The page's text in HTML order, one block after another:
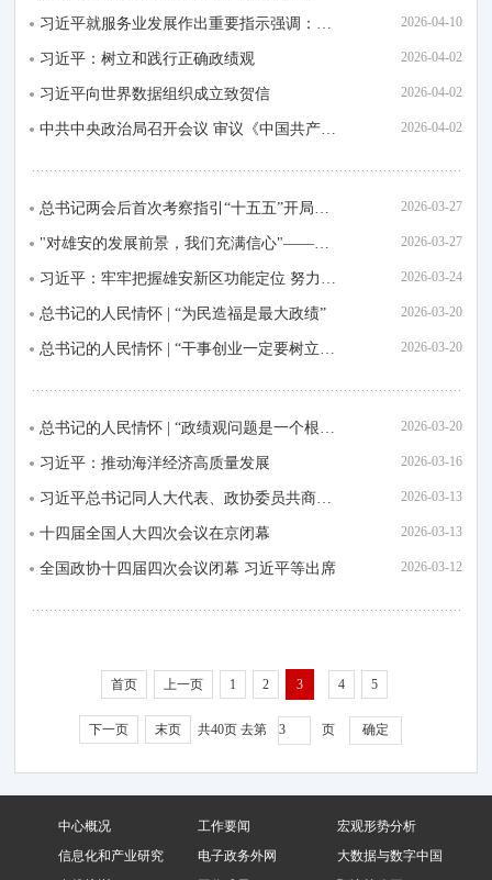
2026-04-10
习近平：树立和践行正确政绩观 2026-04-02
习近平向世界数据组织成立致贺信 2026-04-02
2026-04-02
2026-03-27
2026-03-27
2026-03-24
总书记的人民情怀 | “为民造福是最大政绩” 2026-03-20
2026-03-20
2026-03-20
习近平：推动海洋经济高质量发展 2026-03-16
2026-03-13
十四届全国人大四次会议在京闭幕 2026-03-13
全国政协十四届四次会议闭幕 习近平等出席 2026-03-12
首页 上一页 1 2 3 4 5
下一页 末页 共40页 去第 页
中心概况 工作要闻
宏观形势分析
信息化和产业研究
电子政务外网
大数据与数字中国